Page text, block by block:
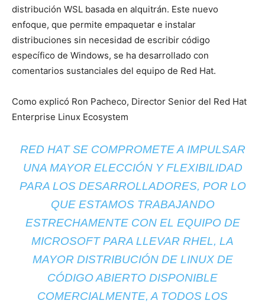
distribución WSL basada en alquitrán. Este nuevo
enfoque, que permite empaquetar e instalar
distribuciones sin necesidad de escribir código
específico de Windows, se ha desarrollado con
comentarios sustanciales del equipo de Red Hat.
Como explicó Ron Pacheco, Director Senior del Red Hat
Enterprise Linux Ecosystem
RED HAT SE COMPROMETE A IMPULSAR
UNA MAYOR ELECCIÓN Y FLEXIBILIDAD
PARA LOS DESARROLLADORES, POR LO
QUE ESTAMOS TRABAJANDO
ESTRECHAMENTE CON EL EQUIPO DE
MICROSOFT PARA LLEVAR RHEL, LA
MAYOR DISTRIBUCIÓN DE LINUX DE
CÓDIGO ABIERTO DISPONIBLE
COMERCIALMENTE, A TODOS LOS